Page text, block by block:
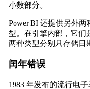
小数部分。
Power BI 还提供另外
型。在引擎内部，它们
两种类型分别只存储日
闰年错误
1983 年发布的流行电